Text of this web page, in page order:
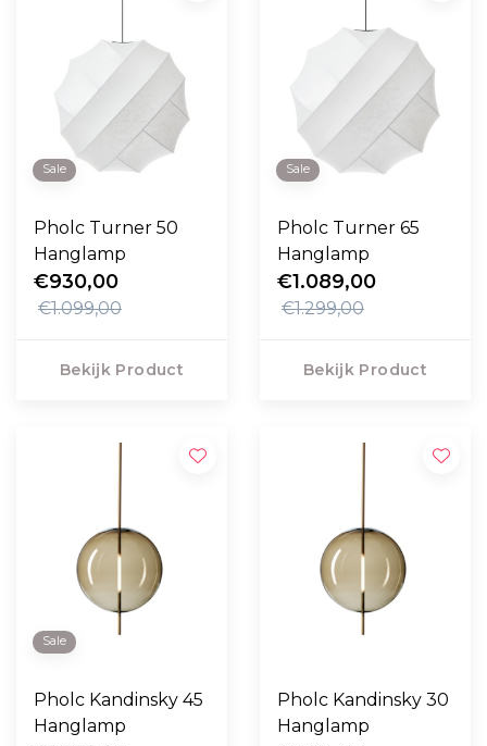
Sale
Pholc Turner 50
Hanglamp
€930,00
€1.099,00
Bekijk Product
Sale
Pholc Turner 65
Hanglamp
€1.089,00
€1.299,00
Bekijk Product
Sale
Pholc Kandinsky 45
Hanglamp
Pholc Kandinsky 30
Hanglamp